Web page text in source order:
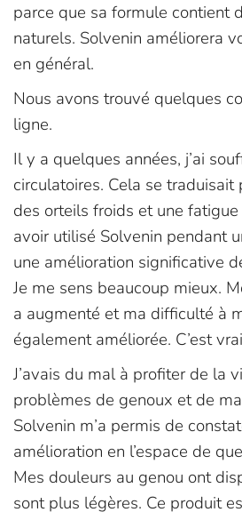
parce que sa formule contient
naturels. Solvenin améliorera
en général.
Nous avons trouvé quelques
ligne.
Il y a quelques années, j’ai
circulatoires. Cela se
des orteils froids et une
avoir utilisé Solvenin pendant
une amélioration significative
Je me sens beaucoup mieux.
a augmenté et ma difficulté à
également améliorée. C’est
J’avais du mal à profiter de la
problèmes de genoux et de
Solvenin m’a permis de
amélioration en l’espace de
Mes douleurs au genou ont
sont plus légères. Ce produit